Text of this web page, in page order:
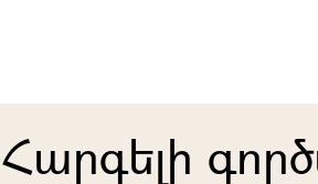
Հարգելի